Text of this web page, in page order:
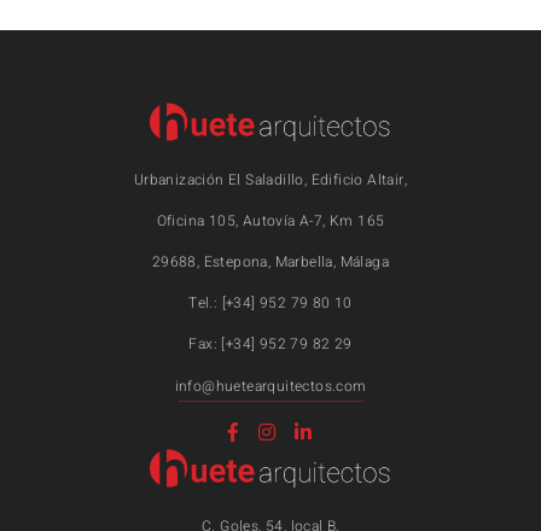
Urbanización El Saladillo, Edificio Altair,
Oficina 105, Autovía A-7, Km 165
29688, Estepona, Marbella, Málaga
Tel.: [+34] 952 79 80 10
Fax: [+34] 952 79 82 29
info@huetearquitectos.com
C. Goles, 54, local B,